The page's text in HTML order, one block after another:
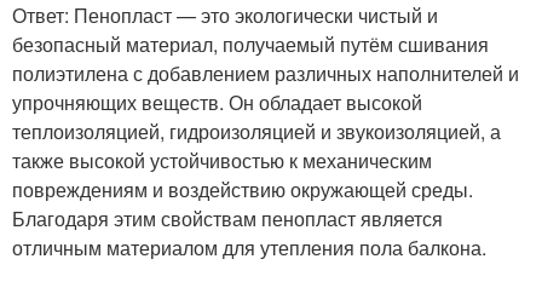
Ответ: Пенопласт — это экологически чистый и
безопасный материал, получаемый путём сшивания
полиэтилена с добавлением различных наполнителей и
упрочняющих веществ. Он обладает высокой
теплоизоляцией, гидроизоляцией и звукоизоляцией, а
также высокой устойчивостью к механическим
повреждениям и воздействию окружающей среды.
Благодаря этим свойствам пенопласт является
отличным материалом для утепления пола балкона.